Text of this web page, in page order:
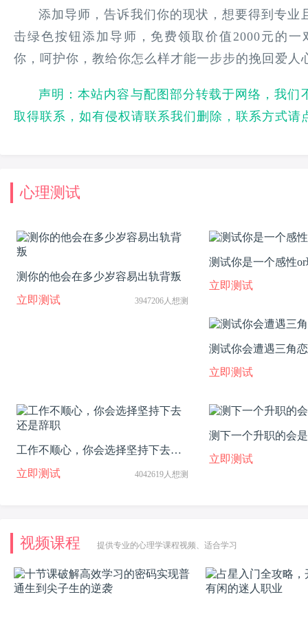
添加导师，告诉我们你的现状，想要得到专
击绿色按钮添加导师，免费领取价值2000元的
你，呵护你，教给你怎么样才能一步步的挽回爱人
声明：本站内容与配图部分转载于网络，我
取得联系，如有侵权请联系我们删除，联系方式请
心理测试
测你的他会在多少岁容易出轨背叛
立即测试
3947206人想测
测试你是一个感性
立即测试
测试你会遭遇三角
立即测试
工作不顺心，你会选择坚持下去还
是辞职
立即测试 4042619人想测
测下一个升职的会
立即测试
视频课程 提供专业的心理学课程视频、适合学习